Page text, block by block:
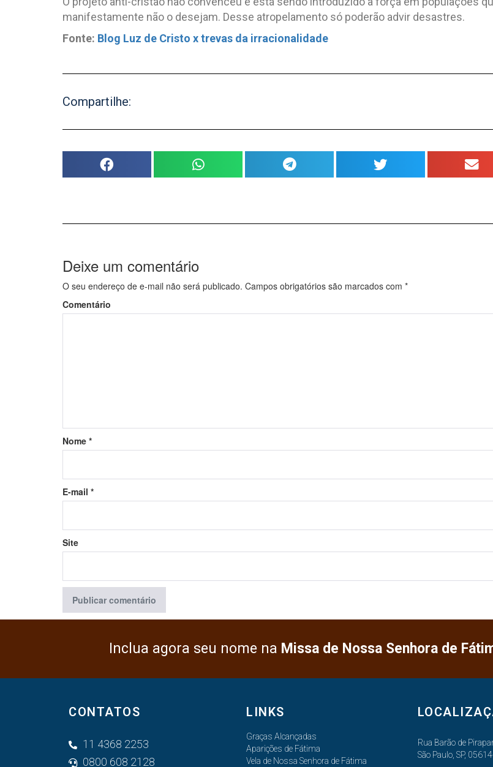
manifestamente não o desejam. Desse atropelamento só poderão advir desastres.
Fonte: Blog Luz de Cristo x trevas da irracionalidade
Compartilhe:
Deixe um comentário
O seu endereço de e-mail não será publicado. Campos obrigatórios são marcados com *
Comentário
Nome *
E-mail *
Site
Inclua agora seu nome na Missa de Nossa Senhora de
CONTATOS
11 4368 2253
0800 608 2128
LINKS
Graças Alcançadas
Aparições de Fátima
Vela de Nossa Senhora de Fátima
Rua Barão de
São Paulo, SP,